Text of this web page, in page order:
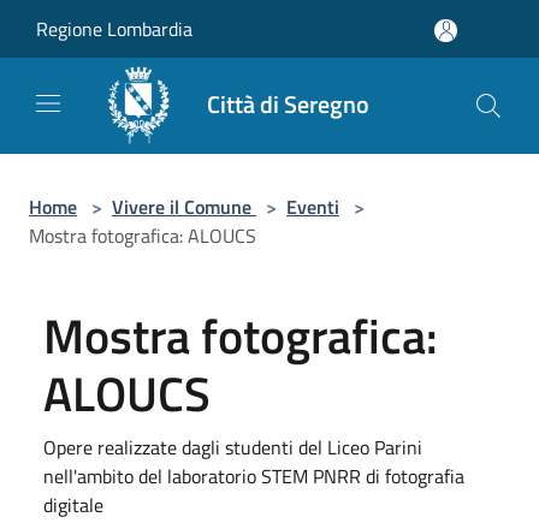
Regione Lombardia
Città di Seregno
Home > Vivere il Comune > Eventi >
Mostra fotografica: ALOUCS
Mostra fotografica:
ALOUCS
Opere realizzate dagli studenti del Liceo Parini
nell'ambito del laboratorio STEM PNRR di fotografia
digitale